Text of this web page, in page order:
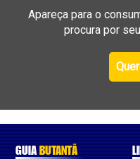
Apareça para o
procura por
GUIABUTANTÃ